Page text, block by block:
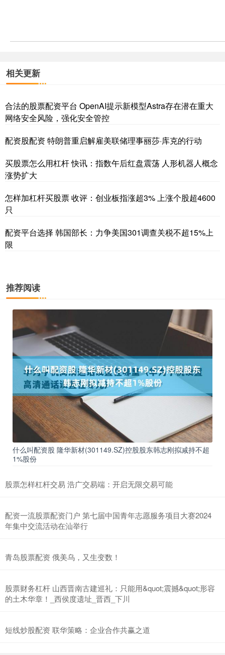
相关更新
合法的股票配资平台 OpenAI提示新模型Astra存在潜在重大
网络安全风险，强化安全管控
配资股配资 特朗普重启解雇美联储理事丽莎·库克的行动
买股票怎么用杠杆 快讯：指数午后红盘震荡 人形机器人概念
涨势扩大
怎样加杠杆买股票 收评：创业板指涨超3% 上涨个股超4600
只
配资平台选择 韩国部长：力争美国301调查关税不超15%上
限
推荐阅读
什么叫配资股 隆华新材(301149.SZ)控股股东韩志刚拟减持不超
1%股份
股票怎样杠杆交易 浩广交易端：开启无限交易可能
配资一流股票配资门户 第七届中国青年志愿服务项目大赛2024
年集中交流活动在汕举行
青岛股票配资 俄美乌，又生变数！
股票财务杠杆 山西晋南古建巡礼：只能用&quot;震撼&quot;形容
的土木华章！_西侯度遗址_晋西_下川
短线炒股配资 联华策略：企业合作共赢之道